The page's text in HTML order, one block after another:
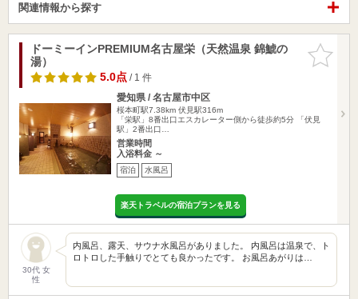
関連情報から探す
お気に入
りに追加
ドーミーインPREMIUM名古屋栄（天然温泉 錦鯱の
湯）
5.0点/ 1 件
愛知県 / 名古屋市中区
桜本町駅7.38km 伏見駅316m
「栄駅」8番出口エスカレーター側から徒歩約5分 「伏見
駅」2番出口…
営業時間
入浴料金 ～
宿泊 水風呂
楽天トラベルの宿泊プランを見る
30代 女
性
内風呂、露天、サウナ水風呂がありました。 内風呂は温泉で、ト
ロトロした手触りでとても良かったです。 お風呂あがりは…